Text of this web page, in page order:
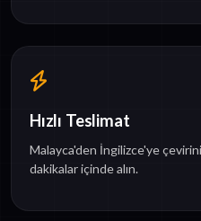
Hızlı Teslimat
Malayca'den İngilizce'ye
dakikalar içinde alın.